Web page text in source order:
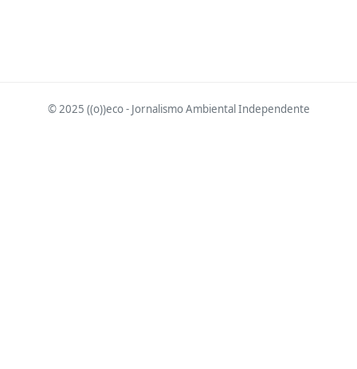
© 2025 ((o))eco - Jornalismo Ambiental Independente